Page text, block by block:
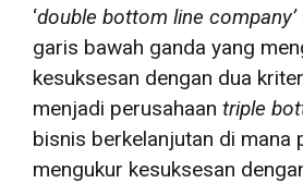
‘double bottom line company’
garis bawah ganda yang
kesuksesan dengan dua
menjadi perusahaan triple
bisnis berkelanjutan di mana
mengukur kesuksesan